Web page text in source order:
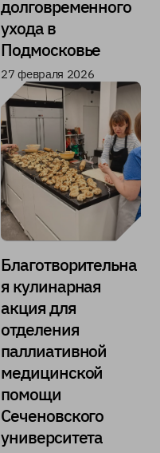
долговременного
ухода в
Подмосковье
27 февраля 2026
Благотворительна
я кулинарная
акция для
отделения
паллиативной
медицинской
помощи
Сеченовского
университета